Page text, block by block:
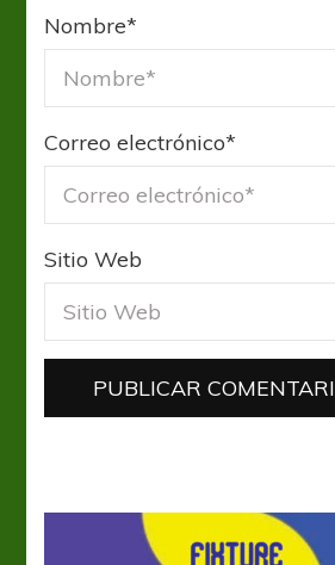
Nombre*
Correo electrónico*
Sitio Web